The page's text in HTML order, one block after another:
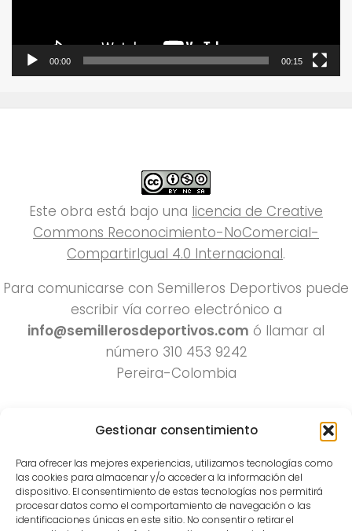
Gestionar consentimiento
Para ofrecer las mejores experiencias, utilizamos tecnologías como
las cookies para almacenar y/o acceder a la información del
dispositivo. El consentimiento de estas tecnologías nos permitirá
procesar datos como el comportamiento de navegación o las
identificaciones únicas en este sitio. No consentir o retirar el
00:00 00:15
Este obra está bajo una licencia de Creative
Commons Reconocimiento-NoComercial-
CompartirIgual 4.0 Internacional.
Para comunicarse con Semilleros Deportivos puede
escribir vía correo electrónico a
info@semillerosdeportivos.com ó llamar al
número 310 453 9242
Pereira-Colombia
Todos los derechos reservados 2022.